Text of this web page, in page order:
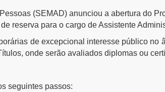
(SEMAD) anunciou a abertura do
reserva para o cargo de Assistente
de excepcional interesse público no
, onde serão avaliados diplomas ou
seguintes passos: